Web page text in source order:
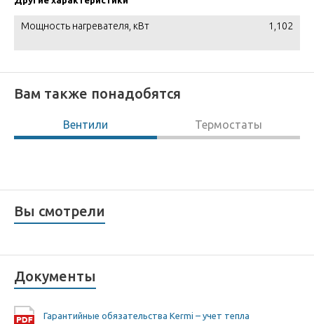
Мощность нагревателя, кВт 1,102
Вам также понадобятся
Вентили Термостаты
Вы смотрели
Документы
Гарантийные обязательства Kermi – учет тепла